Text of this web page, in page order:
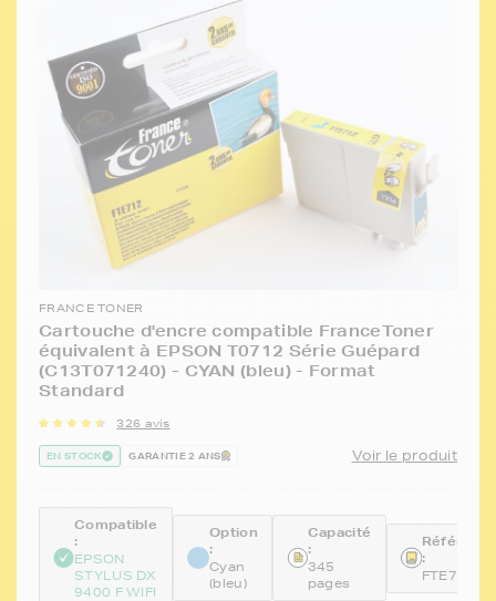
FRANCE TONER
Cartouche d'encre compatible FranceToner
équivalent à EPSON T0712 Série Guépard
(C13T071240) - CYAN (bleu) - Format
Standard
326 avis
EN STOCK GARANTIE 2 ANS Voir le produit
Compatible
:
EPSON
STYLUS DX
9400 F WIFI
Option
:
Cyan
(bleu)
Capacité
:
345
pages
:
FTE712